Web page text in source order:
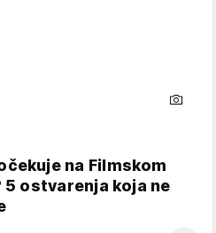
na Filmskom
ostvarenja koja ne